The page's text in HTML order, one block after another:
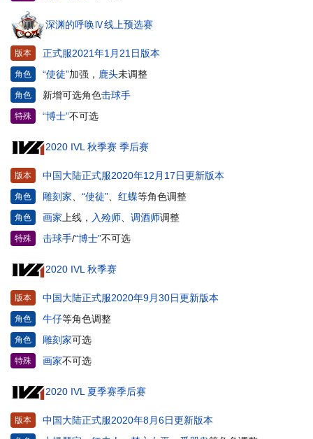
深渊的呼唤Ⅳ线上预选赛
版本 正式服2021年1月21日版本
角色 “使徒”加强， 鹿头未调整
角色 新增可选角色击球手
特殊 “博士”不可选
2020 IVL 秋季赛 季后赛
版本 中国大陆正式服2020年12月17日更新版本
角色 雕刻家 “使徒” 红蝶等角色调整
角色 画家 上线， 入殓师 调酒师调整
特殊 击球手/“博士”不可选
2020 IVL 秋季赛
版本 中国大陆正式服2020年9月30日更新版本
角色 牛仔等角色调整
角色 雕刻家可选
特殊 画家不可选
2020 IVL 夏季赛季后赛
版本 中国大陆正式服2020年8月6日更新版本